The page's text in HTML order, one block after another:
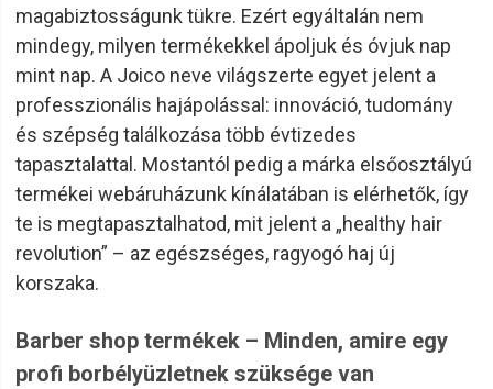
magabiztosságunk tükre. Ezért egyáltalán nem
mindegy, milyen termékekkel ápoljuk és óvjuk nap
mint nap. A Joico neve világszerte egyet jelent a
professzionális hajápolással: innováció, tudomány
és szépség találkozása több évtizedes
tapasztalattal. Mostantól pedig a márka elsőosztályú
termékei webáruházunk kínálatában is elérhetők, így
te is megtapasztalhatod, mit jelent a „healthy hair
revolution” – az egészséges, ragyogó haj új
korszaka.
Barber shop termékek – Minden, amire egy
profi borbélyüzletnek szüksége van